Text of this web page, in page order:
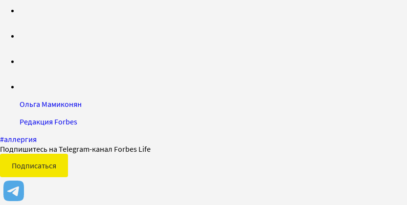
Ольга Мамиконян
Редакция Forbes
#аллергия
Подпишитесь на Telegram-канал Forbes Life
Подписаться